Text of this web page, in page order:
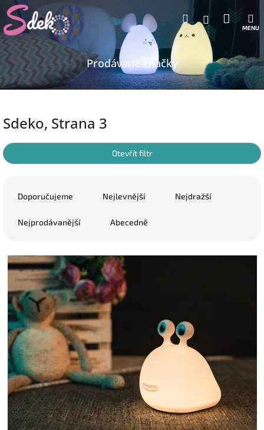
Přejít
na
obsah
HledatPřihlášení
košík
Prodávané značky
Sdeko, Strana 3
Otevřít filtr
p
d
u
k
ů
Doporučujeme Nejlevnější Nejdražší
Nejprodávanější Abecedně
V
ý
s
p
o
d
u
k
ů